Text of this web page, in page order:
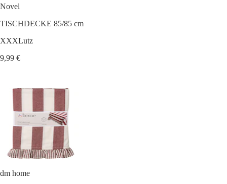
Novel
TISCHDECKE 85/85 cm
XXXLutz
9,99 €
dm home